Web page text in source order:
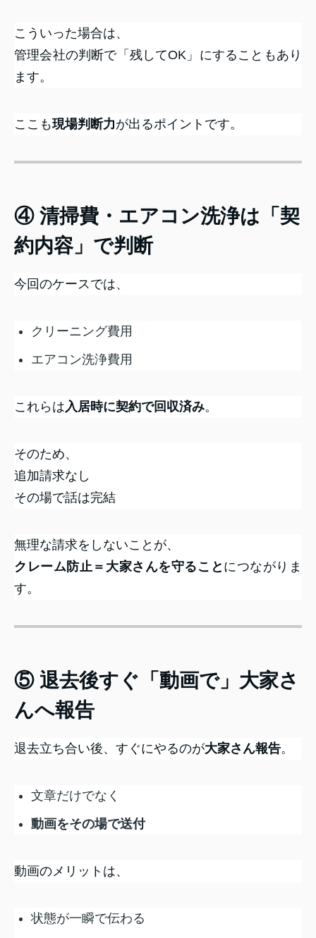
こういった場合は、
管理会社の判断で「残してOK」にすることもあり
ます。
ここも現場判断力が出るポイントです。
④ 清掃費・エアコン洗浄は「契
約内容」で判断
今回のケースでは、
クリーニング費用
エアコン洗浄費用
これらは 入居時に契約で回収済み。
そのため、
追加請求なし
その場で話は完結
無理な請求をしないことが、
クレーム防止＝大家さんを守ること につながりま
す。
⑤ 退去後すぐ「動画で」大家さ
んへ報告
退去立ち合い後、すぐにやるのが大家さん報告。
文章だけでなく
動画をその場で送付
動画のメリットは、
状態が一瞬で伝わる